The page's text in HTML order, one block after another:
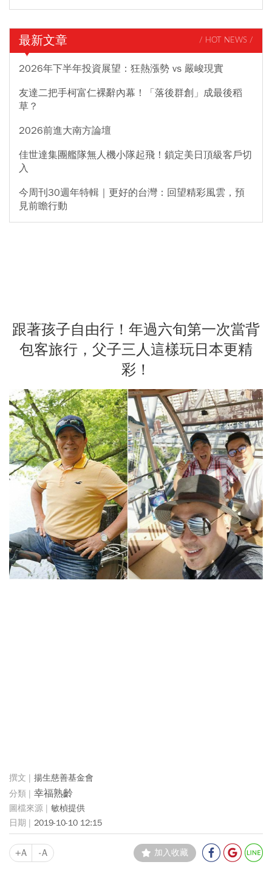
最新文章 / HOT NEWS /
2026年下半年投資展望：狂熱漲勢 vs 嚴峻現實
友達二把手柯富仁裸辭內幕！「落後群創」成最後稻
草？
2026前進大南方論壇
佳世達集團艦隊無人機小隊起飛！鎖定美日頂級客戶切
入
今周刊30週年特輯｜更好的台灣：回望精彩風雲，預
見前瞻行動
跟著孩子自由行！年過六旬第一次當背
包客旅行，父子三人這樣玩日本更精
彩！
揚生慈善基金會
幸福熟齡
敏楨提供
2019-10-10 12:15
+A -A 加入收藏